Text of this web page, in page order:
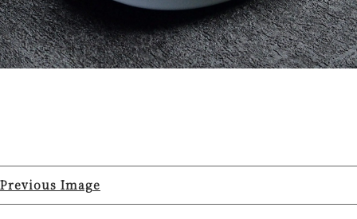
Previous Image